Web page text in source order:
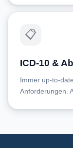
📋
ICD-10 &
Immer up-to-
Anforderungen.